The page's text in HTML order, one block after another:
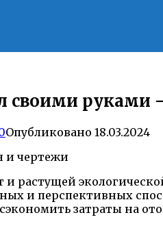
своими
Опубликовано 18.03.2024
и растущей
и перспективных
затраты на